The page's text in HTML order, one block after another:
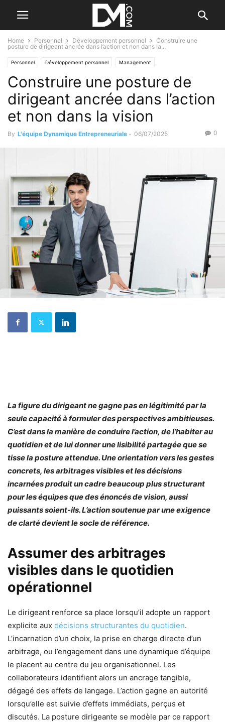
Home Personnel Développement personnel
Construire une
posture de dirigeant ancrée dans l’action et non dans la...
Personnel Développement personnel Management
Les qualités de l'entrepreneur Planifier ses actions
Construire une posture de
dirigeant ancrée dans l’action
et non dans la vision
By L'équipe Dynamique Entrepreneuriale - 06/07/2025 0
La figure du dirigeant ne gagne pas en légitimité par la
seule capacité à formuler des perspectives ambitieuses.
C’est dans la manière de conduire l’action, de l’habiter au
quotidien et de lui donner une lisibilité partagée que se
tisse la posture attendue. Une orientation vers les gestes
concrets, les arbitrages visibles et les décisions
incarnées produit un cadre beaucoup plus structurant
pour les équipes que des énoncés de vision, aussi
puissants soient-ils. L’action soutenue par une exigence
de clarté devient le socle de référence.
Assumer des arbitrages
visibles dans le quotidien
opérationnel
Le dirigeant renforce sa place lorsqu’il adopte un rapport
explicite aux décisions structurantes du quotidien.
L’incarnation d’un choix, la prise en charge directe d’un
arbitrage, ou l’engagement dans une dynamique d’équipe
le placent au centre du jeu organisationnel. Les
collaborateurs identifient alors un ancrage tangible,
dégagé des effets de langage. L’action gagne en autorité
lorsqu’elle est suivie d’effets immédiats, perçus et
discutés. La posture dirigeante se modèle par ce rapport